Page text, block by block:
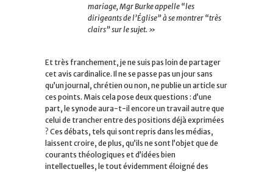
mariage, Mgr Burke appelle “les
dirigeants de l’Église” à se montrer “très
clairs” sur le sujet. »
Et très franchement, je ne suis pas loin de partager
cet avis cardinalice. Il ne se passe pas un jour sans
qu’un journal, chrétien ou non, ne publie un article sur
ces points. Mais cela pose deux questions : d’une
part, le synode aura-t-il encore un travail autre que
celui de trancher entre des positions déjà exprimées
? Ces débats, tels qui sont repris dans les médias,
laissent croire, de plus, qu’ils ne sont l’objet que de
courants théologiques et d’idées bien
intellectuelles, le tout évidemment éloigné des